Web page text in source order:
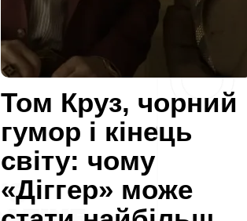
Том Круз, чорний
гумор і кінець
світу: чому
«Діггер» може